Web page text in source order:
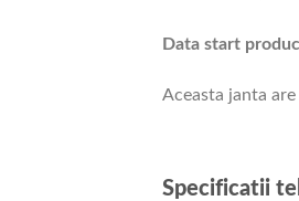
Data start
Aceasta janta are
Specificatii